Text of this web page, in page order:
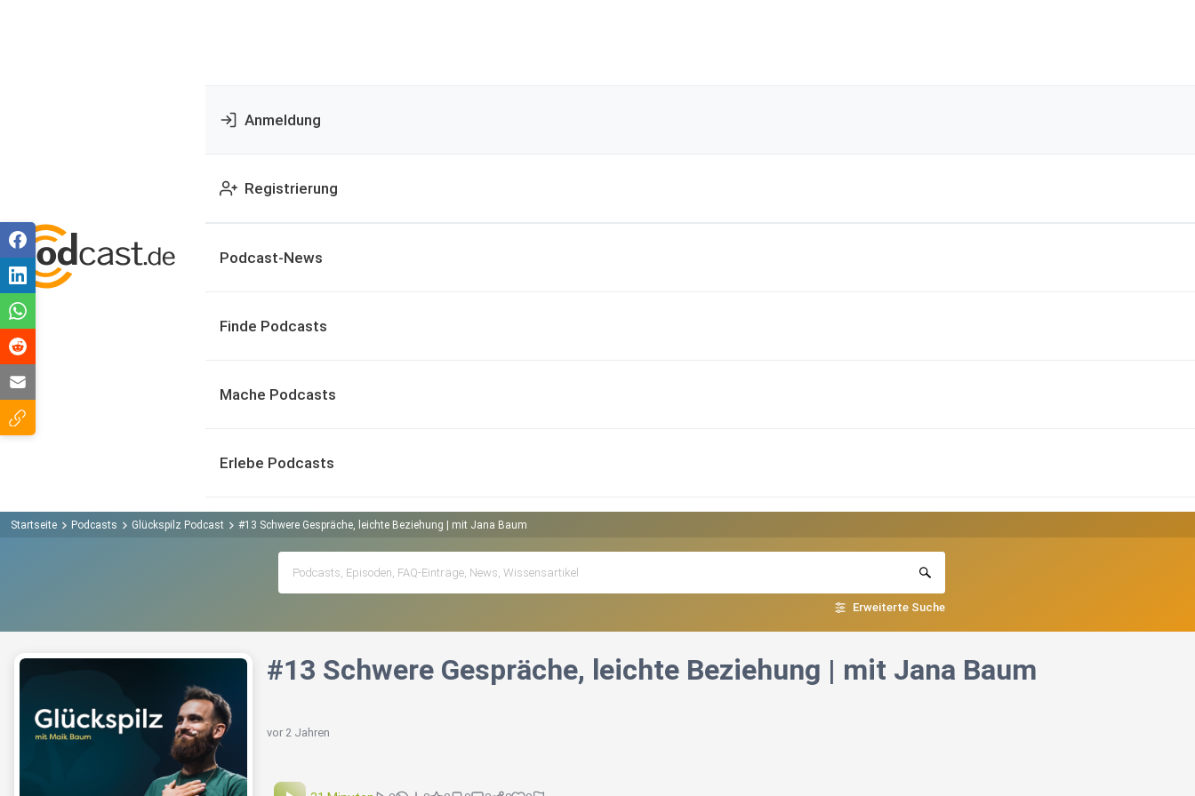
Anmeldung
Registrierung
Podcast-News
Finde Podcasts
Mache Podcasts
Erlebe Podcasts
Startseite Podcasts Glückspilz Podcast #13 Schwere Gespräche, leichte Beziehung | mit Jana Baum
Erweiterte Suche
#13 Schwere Gespräche, leichte Beziehung | mit Jana Baum
vor 2 Jahren